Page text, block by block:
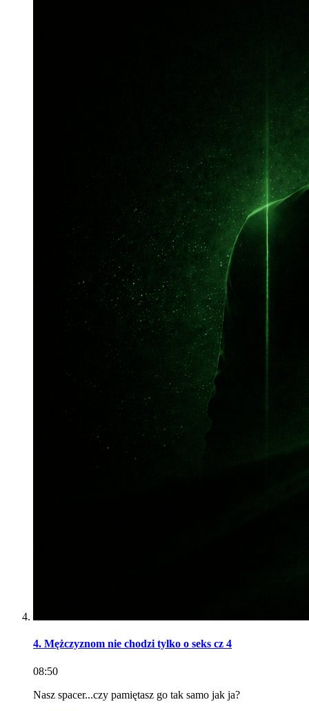
4. Mężczyznom nie chodzi tylko o seks cz 4
08:50
Nasz spacer...czy pamiętasz go tak samo jak ja?